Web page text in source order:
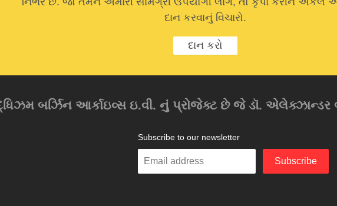
દાન કરવાનું વિચારો.
દાન કરો
બર્ઝિન આર્કાઇવ્સ ઇ.વી. નું પ્રોજેક્ટ છે જે ડૉ. એલેક્ઝાન્ડર
Subscribe to our newsletter
Enter
Subscribe